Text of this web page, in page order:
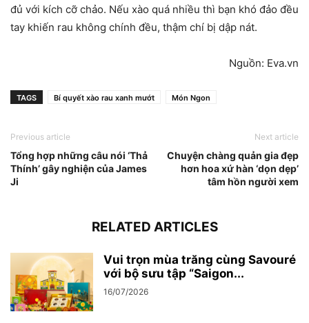
đủ với kích cỡ chảo. Nếu xào quá nhiều thì bạn khó đảo đều
tay khiến rau không chính đều, thậm chí bị dập nát.
Nguồn: Eva.vn
TAGS Bí quyết xào rau xanh mướt Món Ngon
Previous article
Tổng hợp những câu nói ‘Thả
Thính’ gây nghiện của James
Ji
Next article
Chuyện chàng quản gia đẹp
hơn hoa xứ hàn ‘dọn dẹp’
tâm hồn người xem
RELATED ARTICLES
Vui trọn mùa trăng cùng Savouré
với bộ sưu tập “Saigon...
16/07/2026